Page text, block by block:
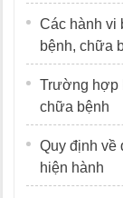
Các hành vi
bệnh, chữa
Trường hợp
chữa bệnh
Quy định về
hiện hành